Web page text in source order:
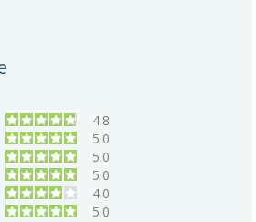
4.8
5.0
5.0
5.0
4.0
5.0